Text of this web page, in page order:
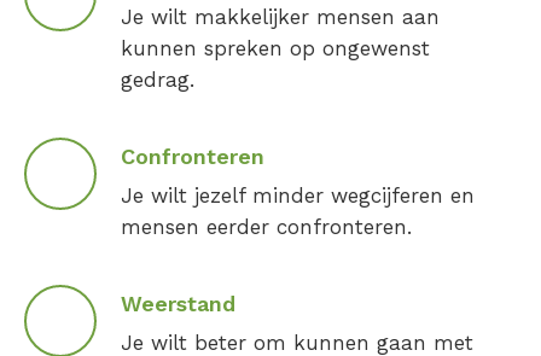
Je wilt makkelijker mensen aan
kunnen spreken op ongewenst
gedrag.
Confronteren
Je wilt jezelf minder wegcijferen en
mensen eerder confronteren.
Weerstand
Je wilt beter om kunnen gaan met